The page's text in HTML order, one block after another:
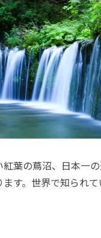
葉の蔦沼、日本一
す。世界で知られ